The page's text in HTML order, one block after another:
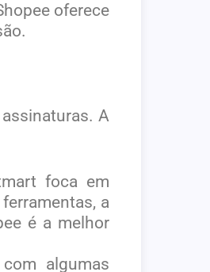
oferece
A
foca em
a
é a melhor
algumas